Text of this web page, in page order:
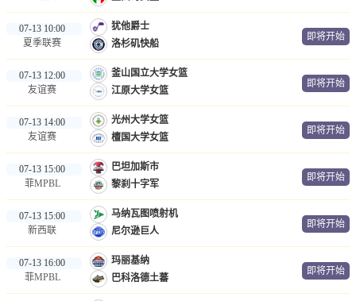
07-13 10:00
夏季联赛
犹他爵士
洛杉矶快船
即将开始
07-13 12:00
友谊赛
釜山国立大学女篮
江原大学女篮
即将开始
07-13 14:00
友谊赛
光州大学女篮
檀国大学女篮
即将开始
07-13 15:00
菲MPBL
巴坦加斯市
黎刹十字军
即将开始
07-13 15:00
新西联
马纳瓦图喷射机
尼尔逊巨人
即将开始
07-13 16:00
菲MPBL
玛丽基纳
巴科洛德土蕃
即将开始